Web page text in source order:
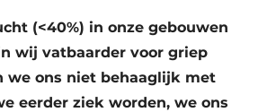
(<40%) in onze gebouwen
wij vatbaarder voor griep
we ons niet behaaglijk met
eerder ziek worden, we ons